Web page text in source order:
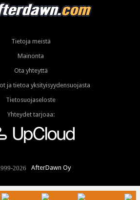
Tietoja meistä
Mainonta
Ota yhteyttä
ja tietoa yksityisyydensuojasta
Tietosuojaseloste
Yhteydet tarjoaa:
2026 AfterDawn Oy